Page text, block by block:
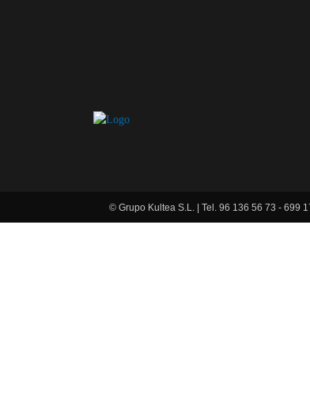
© Grupo Kultea S.L. | Tel. 96 136 56 73 - 699